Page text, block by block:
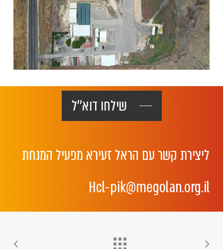
שילחו דוא''ל
ליצירתקשרעם הראלזעיראמפעיל המנחת
Hcl-pik@megolan.org.il